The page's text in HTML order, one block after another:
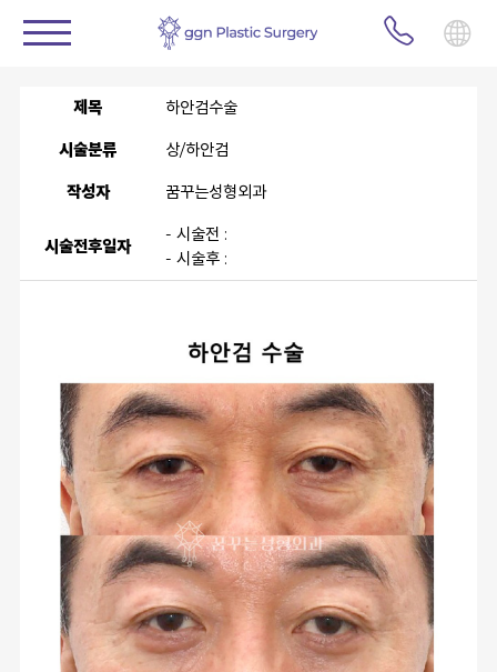
제목 하안검수술
시술분류 상/하안검
작성자 꿈꾸는성형외과
시술전후일자
- 시술전 :
- 시술후 :